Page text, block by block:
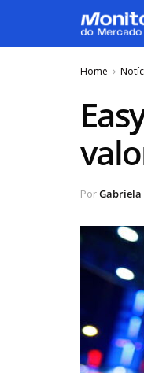
Home
PorGabriela